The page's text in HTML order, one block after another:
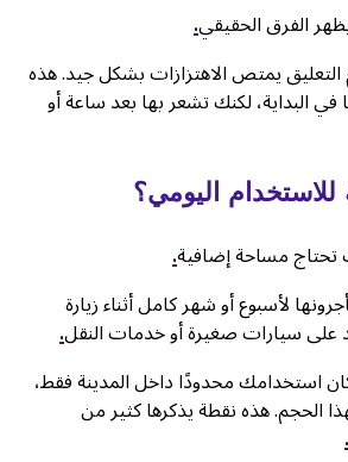
الفرق الحقيقي.
التعليق يمتص الاهتزازات بشكل جيد. هذه
البداية، لكنك تشعر بها بعد ساعة أو
اليومي؟
مساحة إضافية.
لأسبوع أو شهر كامل أثناء زيارة
على سيارات صغيرة أو خدمات النقل.
استخدامك محدودًا داخل المدينة فقط،
الحجم. هذه نقطة يذكرها كثير من
.